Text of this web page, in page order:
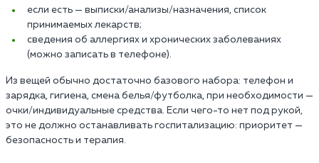
если есть — выписки/анализы/назначения, список
принимаемых лекарств;
сведения об аллергиях и хронических заболеваниях
(можно записать в телефоне).
Из вещей обычно достаточно базового набора: телефон и
зарядка, гигиена, смена белья/футболка, при необходимости —
очки/индивидуальные средства. Если чего-то нет под рукой,
это не должно останавливать госпитализацию: приоритет —
безопасность и терапия.